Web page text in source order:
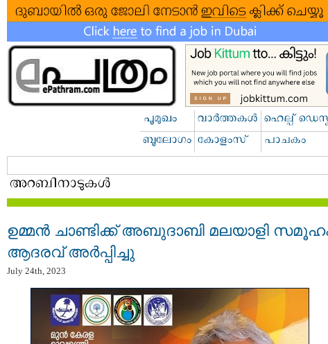
ഉമ്മൻ ചാണ്ടിക്ക് അബുദാബി മലയാളി
ആദരവ് അർപ്പിച്ചു
July 24th, 2023